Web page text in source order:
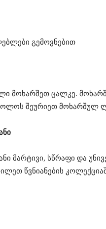
გემოვნებით
მოხარშეთ ცალკე.
შეურიეთ მოხარშულ
მარტივი, სწრაფი და
წვნიანების